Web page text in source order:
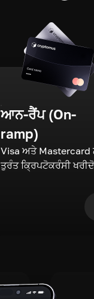
ਆਨ-ਰੈਂਪ (On-
ramp)
Visa ਅਤੇ Mastercard
ਤੁਰੰਤ ਕ੍ਰਿਪਟੋਕਰੰਸੀ ਖਰੀਦੋ